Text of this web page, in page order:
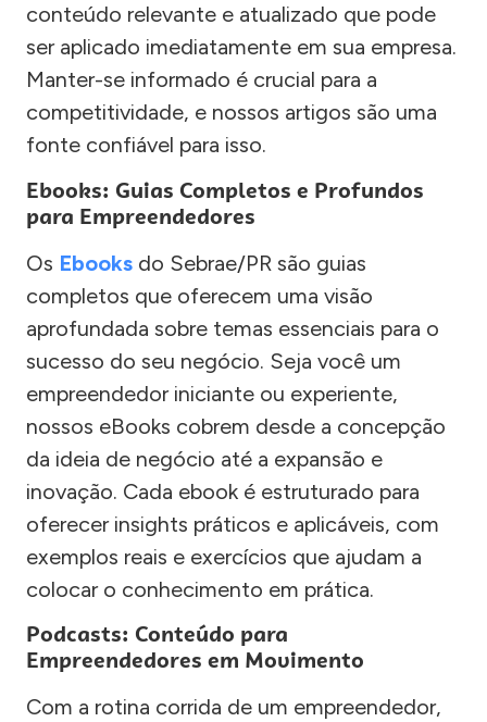
conteúdo relevante e atualizado que pode
ser aplicado imediatamente em sua empresa.
Manter-se informado é crucial para a
competitividade, e nossos artigos são uma
fonte confiável para isso.
Ebooks: Guias Completos e Profundos
para Empreendedores
Os Ebooks do Sebrae/PR são guias
completos que oferecem uma visão
aprofundada sobre temas essenciais para o
sucesso do seu negócio. Seja você um
empreendedor iniciante ou experiente,
nossos eBooks cobrem desde a concepção
da ideia de negócio até a expansão e
inovação. Cada ebook é estruturado para
oferecer insights práticos e aplicáveis, com
exemplos reais e exercícios que ajudam a
colocar o conhecimento em prática.
Podcasts: Conteúdo para
Empreendedores em Movimento
Com a rotina corrida de um empreendedor,